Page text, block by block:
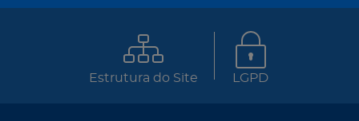
Estrutura do Site LGPD